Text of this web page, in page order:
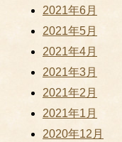
2021年6月
2021年5月
2021年4月
2021年3月
2021年2月
2021年1月
2020年12月